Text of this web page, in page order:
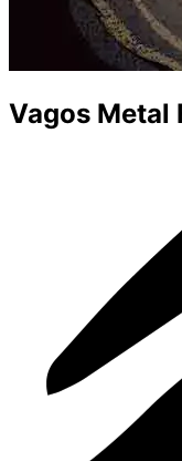
Vagos Metal